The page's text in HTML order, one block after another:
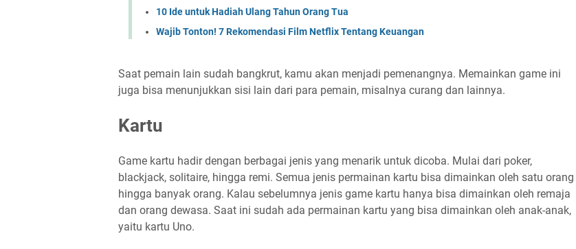
10 Ide untuk Hadiah Ulang Tahun Orang Tua
Wajib Tonton! 7 Rekomendasi Film Netflix Tentang Keuangan
Saat pemain lain sudah bangkrut, kamu akan menjadi pemenangnya. Memainkan game ini
juga bisa menunjukkan sisi lain dari para pemain, misalnya curang dan lainnya.
Kartu
Game kartu hadir dengan berbagai jenis yang menarik untuk dicoba. Mulai dari poker,
blackjack, solitaire, hingga remi. Semua jenis permainan kartu bisa dimainkan oleh satu orang
hingga banyak orang. Kalau sebelumnya jenis game kartu hanya bisa dimainkan oleh remaja
dan orang dewasa. Saat ini sudah ada permainan kartu yang bisa dimainkan oleh anak-anak,
yaitu kartu Uno.